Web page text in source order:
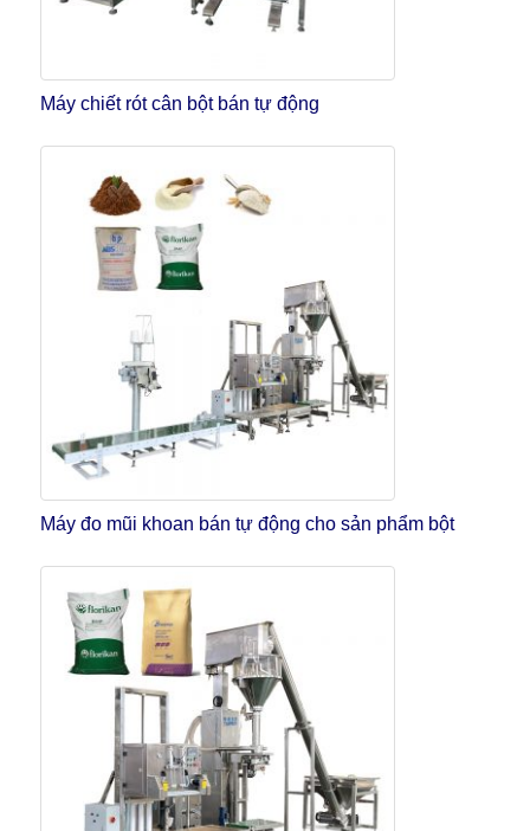
Máy chiết rót cân bột bán tự động
Máy đo mũi khoan bán tự động cho sản phẩm bột